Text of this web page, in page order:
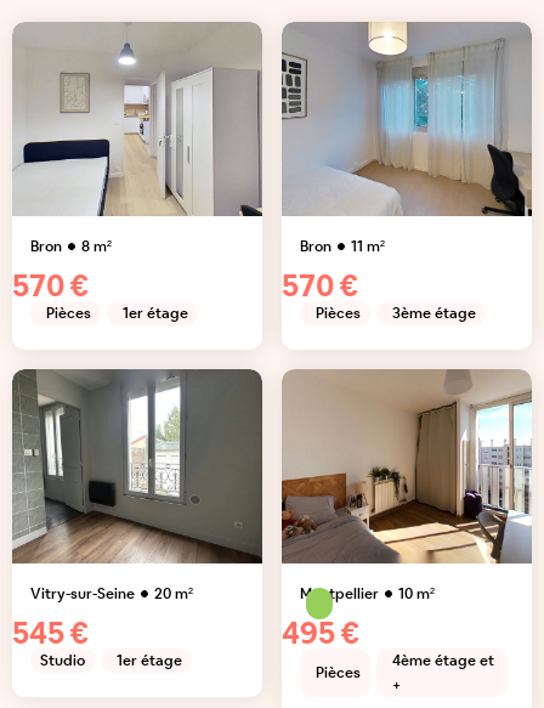
Bron 8m²
570 €
Pièces 1er étage
Bron 11 m²
570 €
Pièces 3ème étage
Vitry-sur-Seine 20m²
545 €
Studio 1er étage
Montpellier 10m²
495 €
Pièces
4ème étage et
+